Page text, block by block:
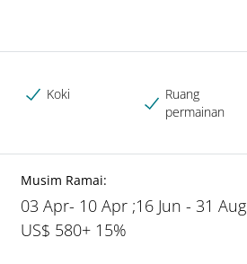
Koki
Ruang
permainan
Musim Ramai:
03 Apr- 10 Apr ;16 Jun - 31 Aug
US$ 580+ 15%